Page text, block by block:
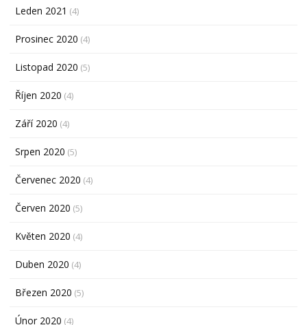
Leden 2021 (4)
Prosinec 2020 (4)
Listopad 2020 (5)
Říjen 2020 (4)
Září 2020 (4)
Srpen 2020 (5)
Červenec 2020 (4)
Červen 2020 (5)
Květen 2020 (4)
Duben 2020 (4)
Březen 2020 (5)
Únor 2020 (4)